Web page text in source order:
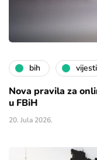
bih vijesti
Nova pravila za
u FBiH
20. Jula 2026.